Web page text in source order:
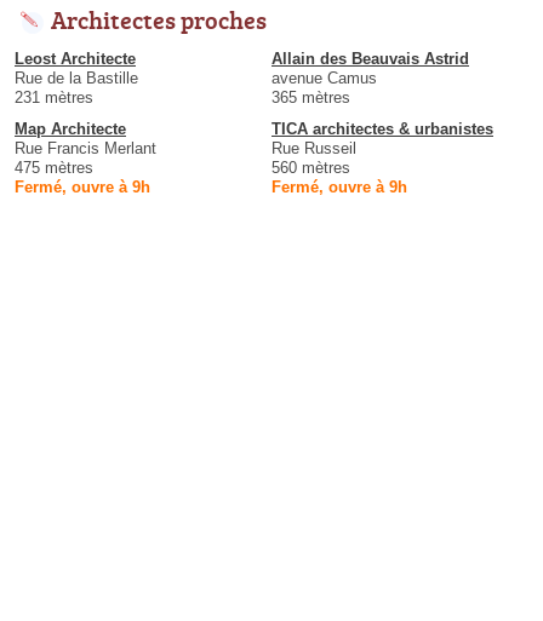
Architectes proches
Leost Architecte
Rue de la Bastille
231 mètres
Allain des Beauvais Astrid
avenue Camus
365 mètres
Map Architecte
Rue Francis Merlant
475 mètres
Fermé, ouvre à 9h
TICA architectes & urbanistes
Rue Russeil
560 mètres
Fermé, ouvre à 9h